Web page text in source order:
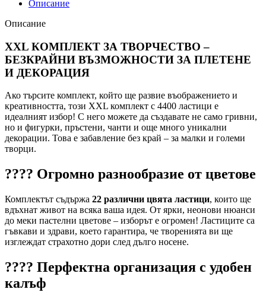
Описание
Описание
XXL КОМПЛЕКТ ЗА ТВОРЧЕСТВО –
БЕЗКРАЙНИ ВЪЗМОЖНОСТИ ЗА ПЛЕТЕНЕ
И ДЕКОРАЦИЯ
Ако търсите комплект, който ще развие въображението и
креативността, този XXL комплект с 4400 ластици е
идеалният избор! С него можете да създавате не само гривни,
но и фигурки, пръстени, чанти и още много уникални
декорации. Това е забавление без край – за малки и големи
творци.
???? Огромно разнообразие от цветове
Комплектът съдържа 22 различни цвята ластици, които ще
вдъхнат живот на всяка ваша идея. От ярки, неонови нюанси
до меки пастелни цветове – изборът е огромен! Ластиците са
гъвкави и здрави, което гарантира, че творенията ви ще
изглеждат страхотно дори след дълго носене.
???? Перфектна организация с удобен
калъф